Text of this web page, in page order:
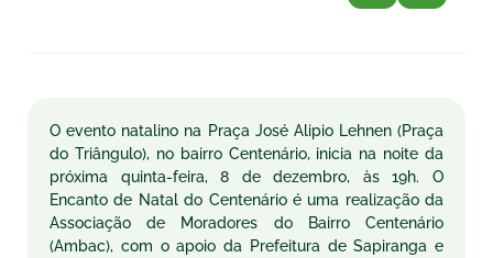
O evento natalino na Praça José Alipio Lehnen (Praça
do Triângulo), no bairro Centenário, inicia na noite da
próxima quinta-feira, 8 de dezembro, às 19h. O
Encanto de Natal do Centenário é uma realização da
Associação de Moradores do Bairro Centenário
(Ambac), com o apoio da Prefeitura de Sapiranga e